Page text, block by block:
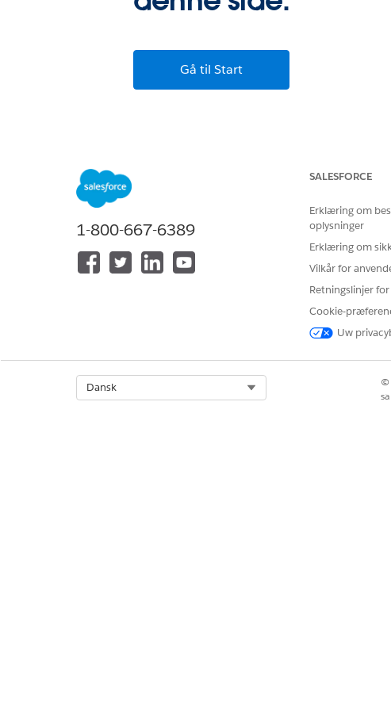
Gå til Start
1-800-667-6389
SALESFORCE
Erklæring om
oplysninger
Erklæring om
Vilkår for
Retningslinjer
Cookie-
Uw
Dansk
©